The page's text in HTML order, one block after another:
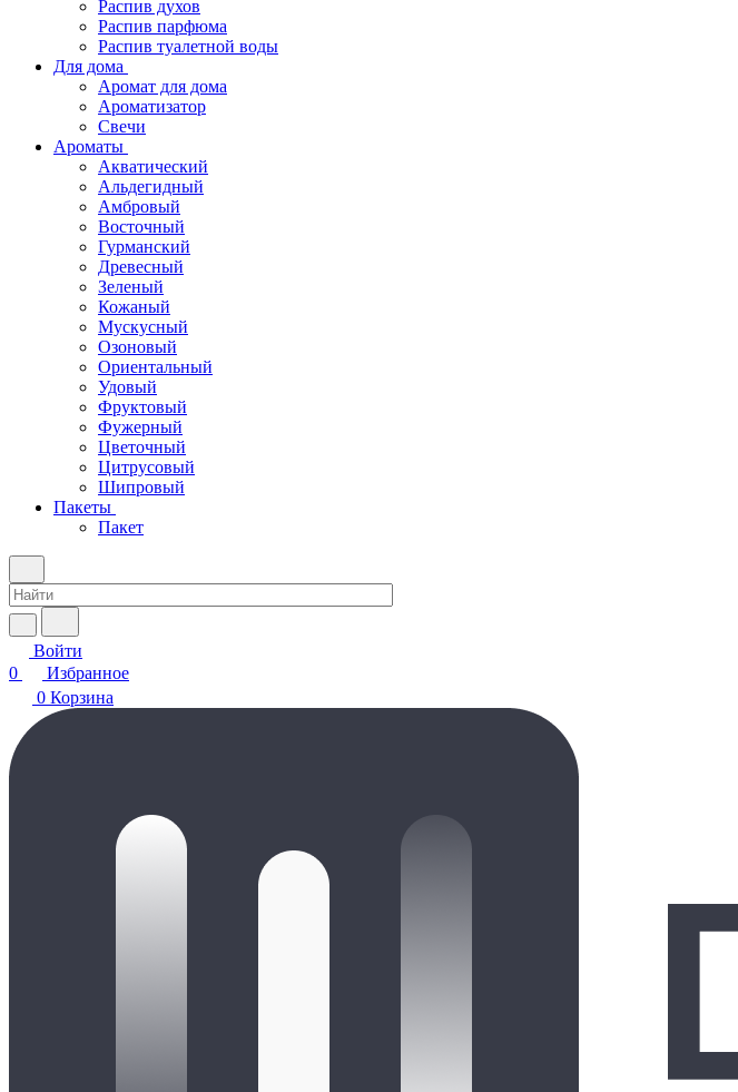
Распив духов
Распив парфюма
Распив туалетной воды
Для дома
Аромат для дома
Ароматизатор
Свечи
Ароматы
Акватический
Альдегидный
Амбровый
Восточный
Гурманский
Древесный
Зеленый
Кожаный
Мускусный
Озоновый
Ориентальный
Удовый
Фруктовый
Фужерный
Цветочный
Цитрусовый
Шипровый
Пакеты
Пакет
Войти
0
Избранное
0 Корзина